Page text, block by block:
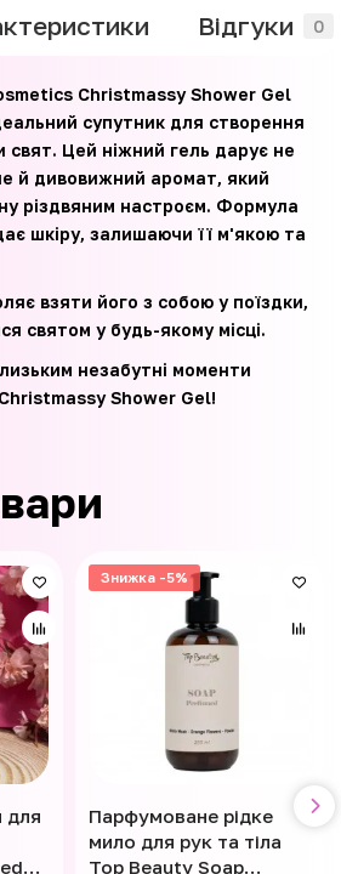
Відгуки 0
Christmassy Shower Gel
супутник для створення
Цей ніжний гель дарує не
й дивовижний аромат, який
різдвяним настроєм. Формула
шкіру, залишаючи її м'якою та
взяти його з собою у поїздки,
святом у будь-якому місці.
незабутні моменти
Shower Gel!
для
Знижка -5%
Парфумоване рідке
мило для рук та тіла
Top Beauty Soap